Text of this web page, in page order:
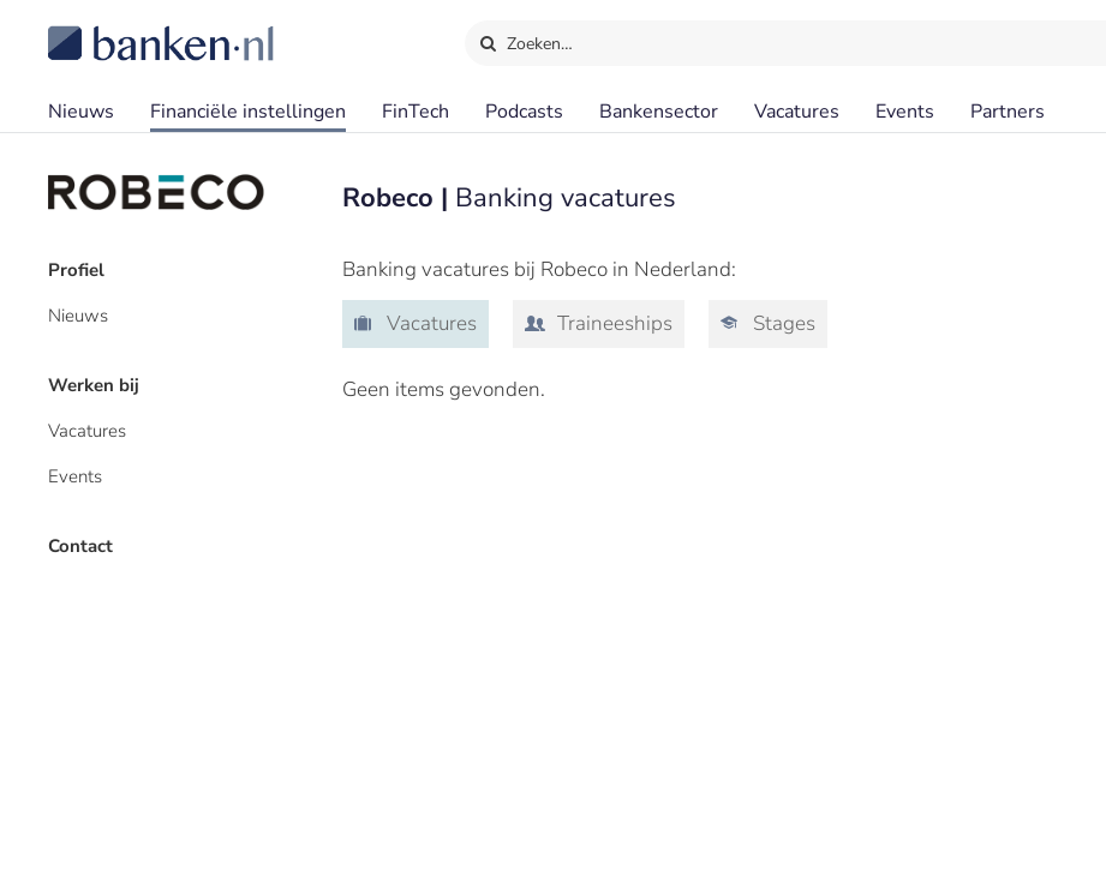
Zoeken…
Nieuws Financiële instellingen FinTech Podcasts Bankensector Vacatures Events Partners
Profiel
Nieuws
Werken bij
Vacatures
Events
Contact
Robeco | Banking vacatures
Banking vacatures bij Robeco in Nederland:
Vacatures
Traineeships Stages
Geen items gevonden.